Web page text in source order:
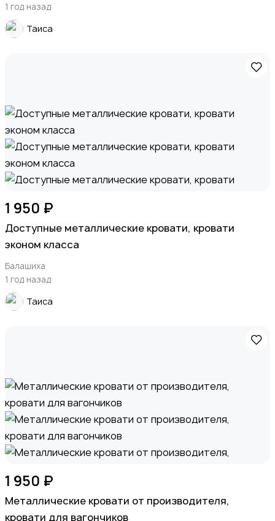
1 год назад
Таиса
1 950 ₽
Доступные металлические кровати, кровати
эконом класса
Балашиха
1 год назад
Таиса
1 950 ₽
Металлические кровати от производителя,
кровати для вагончиков